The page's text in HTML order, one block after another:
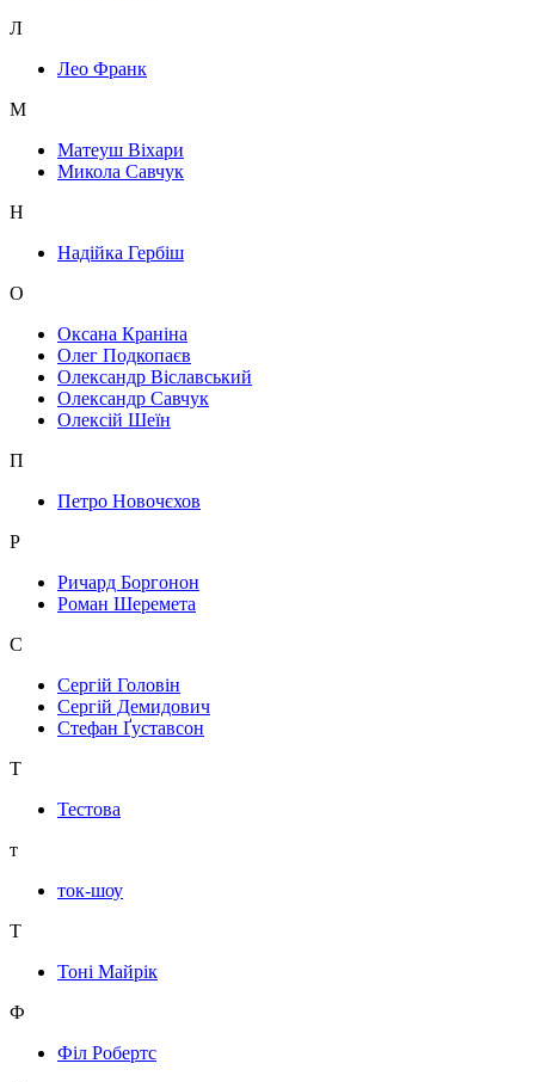
Л
Лео Франк
М
Матеуш Віхари
Микола Савчук
Н
Надійка Гербіш
О
Оксана Краніна
Олег Подкопаєв
Олександр Віславський
Олександр Савчук
Олексій Шеїн
П
Петро Новочєхов
Р
Ричард Боргонон
Роман Шеремета
С
Сергій Головін
Сергій Демидович
Стефан Ґуставсон
Т
Тестова
т
ток-шоу
Т
Тоні Майрік
Ф
Філ Робертс